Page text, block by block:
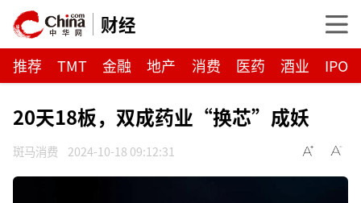
财经
推荐 TMT 金融 地产 消费 医药 酒业 IPO
20天18板，双成药业“换芯”成妖
斑马消费 2024-10-18 09:12:31